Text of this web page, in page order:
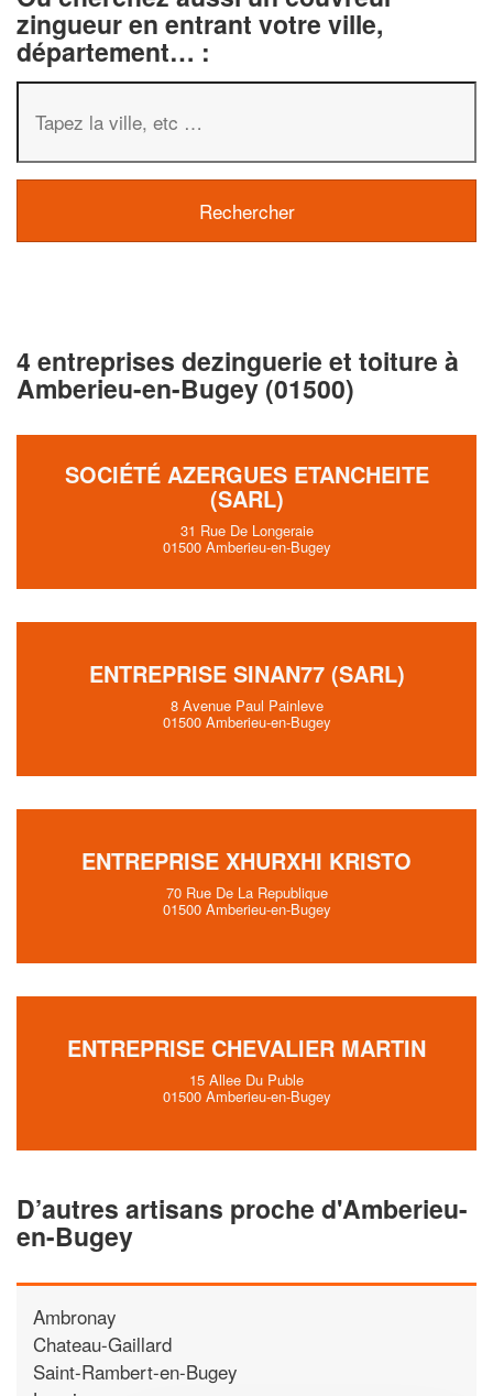
zingueur en entrant votre ville,
département… :
4 entreprises dezinguerie et toiture à
Amberieu-en-Bugey (01500)
SOCIÉTÉ AZERGUES ETANCHEITE
(SARL)
31 Rue De Longeraie
01500 Amberieu-en-Bugey
ENTREPRISE SINAN77 (SARL)
8 Avenue Paul Painleve
01500 Amberieu-en-Bugey
ENTREPRISE XHURXHI KRISTO
70 Rue De La Republique
01500 Amberieu-en-Bugey
ENTREPRISE CHEVALIER MARTIN
15 Allee Du Puble
01500 Amberieu-en-Bugey
D’autres artisans proche d'Amberieu-
en-Bugey
Ambronay
Chateau-Gaillard
Saint-Rambert-en-Bugey